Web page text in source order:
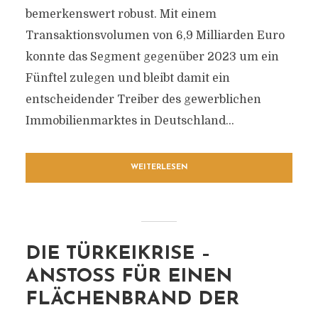
bemerkenswert robust. Mit einem
Transaktionsvolumen von 6,9 Milliarden Euro
konnte das Segment gegenüber 2023 um ein
Fünftel zulegen und bleibt damit ein
entscheidender Treiber des gewerblichen
Immobilienmarktes in Deutschland...
WEITERLESEN
DIE TÜRKEIKRISE –
ANSTOSS FÜR EINEN F
LÄCHENBRAND DER E